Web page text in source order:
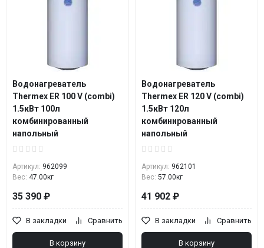
Водонагреватель
Thermex ER 100 V (combi)
1.5кВт 100л
комбинированный
напольный
Артикул: 962099
Вес: 47.00кг
35 390 ₽
В закладки Сравнить
В корзину
Водонагреватель
Thermex ER 120 V (combi)
1.5кВт 120л
комбинированный
напольный
Артикул: 962101
Вес: 57.00кг
41 902 ₽
В закладки Сравнить
В корзину